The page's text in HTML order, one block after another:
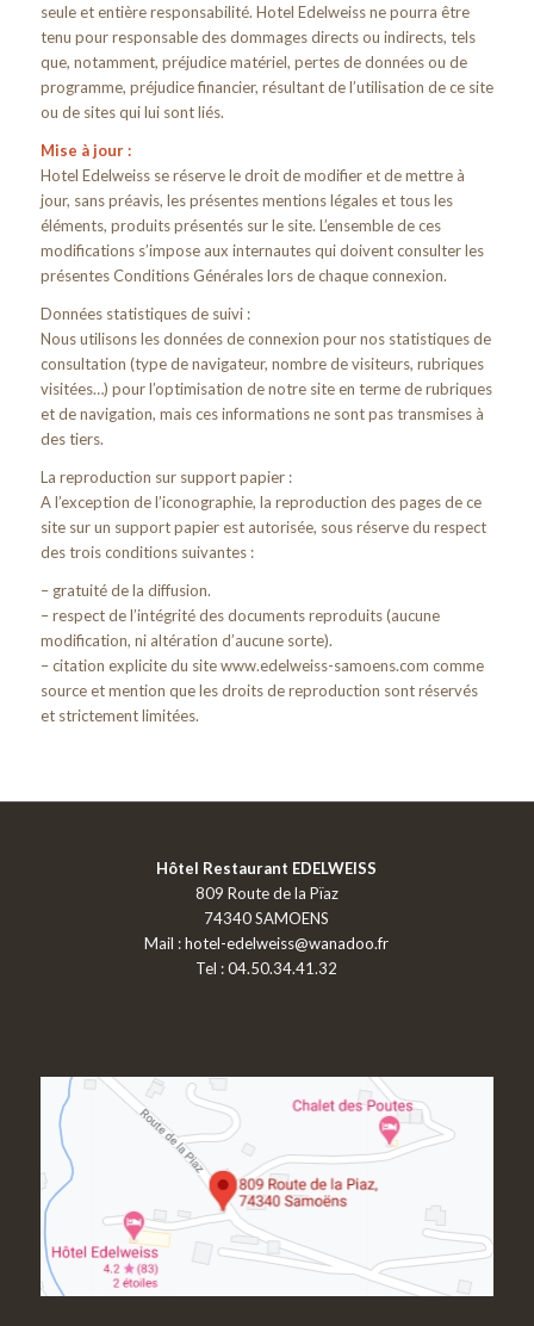
seule et entière responsabilité. Hotel Edelweiss ne pourra être
tenu pour responsable des dommages directs ou indirects, tels
que, notamment, préjudice matériel, pertes de données ou de
programme, préjudice financier, résultant de l’utilisation de ce site
ou de sites qui lui sont liés.
Mise à jour :
Hotel Edelweiss se réserve le droit de modifier et de mettre à
jour, sans préavis, les présentes mentions légales et tous les
éléments, produits présentés sur le site. L’ensemble de ces
modifications s’impose aux internautes qui doivent consulter les
présentes Conditions Générales lors de chaque connexion.
Données statistiques de suivi :
Nous utilisons les données de connexion pour nos statistiques de
consultation (type de navigateur, nombre de visiteurs, rubriques
visitées…) pour l’optimisation de notre site en terme de rubriques
et de navigation, mais ces informations ne sont pas transmises à
des tiers.
La reproduction sur support papier :
A l’exception de l’iconographie, la reproduction des pages de ce
site sur un support papier est autorisée, sous réserve du respect
des trois conditions suivantes :
– gratuité de la diffusion.
– respect de l’intégrité des documents reproduits (aucune
modification, ni altération d’aucune sorte).
– citation explicite du site www.edelweiss-samoens.com comme
source et mention que les droits de reproduction sont réservés
et strictement limitées.
Hôtel Restaurant EDELWEISS
809 Route de la Pïaz
74340 SAMOENS
Mail :hotel-edelweiss@wanadoo.fr
Tel : 04.50.34.41.32